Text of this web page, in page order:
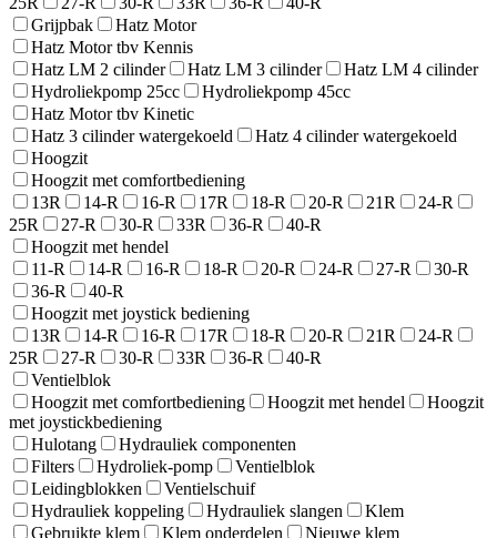
Grijpbak
Hatz Motor
Hatz Motor tbv Kennis
Hatz LM 2 cilinder
Hatz LM 3 cilinder
Hatz LM 4 cilinder
Hydroliekpomp 25cc
Hydroliekpomp 45cc
Hatz Motor tbv Kinetic
Hatz 3 cilinder watergekoeld
Hatz 4 cilinder watergekoeld
Hoogzit
Hoogzit met comfortbediening
13R
14-R 16-R 17R 18-R 20-R 21R
24-R
25R
27-R 30-R 33R 36-R
40-R
Hoogzit met hendel
11-R
14-R 16-R 18-R 20-R 24-R 27-R
30-R
36-R
40-R
Hoogzit met joystick bediening
13R
14-R 16-R 17R 18-R 20-R 21R
24-R
25R
27-R 30-R 33R 36-R
40-R
Ventielblok
Hoogzit met comfortbediening
Hoogzit met hendel
Hoogzit
met joystickbediening
Hulotang
Hydrauliek componenten
Filters
Hydroliek-pomp
Ventielblok
Leidingblokken
Ventielschuif
Hydrauliek koppeling
Hydrauliek slangen
Klem
Gebruikte klem
Klem onderdelen Nieuwe klem